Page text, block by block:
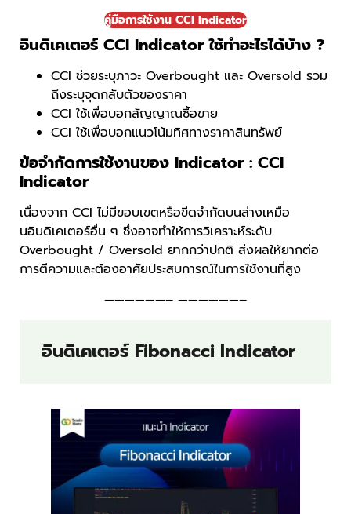
คู่มือการใช้งาน CCI Indicator
อินดิเคเตอร์ CCI Indicator ใช้ทำอะไรได้บ้าง ?
CCI ช่วยระบุภาวะ Overbought และ Oversold รวม
ถึงระบุจุดกลับตัวของราคา
CCI ใช้เพื่อบอกสัญญาณซื้อขาย
CCI ใช้เพื่อบอกแนวโน้มทิศทางราคาสินทรัพย์
ข้อจำกัดการใช้งานของ Indicator : CCI
Indicator
เนื่องจาก CCI ไม่มีขอบเขตหรือขีดจำกัดบนล่างเหมือ
นอินดิเคเตอร์อื่น ๆ ซึ่งอาจทำให้การวิเคราะห์ระดับ
Overbought / Oversold ยากกว่าปกติ ส่งผลให้ยากต่อ
การตีความและต้องอาศัยประสบการณ์ในการใช้งานที่สูง
——————– ——————–
อินดิเคเตอร์ Fibonacci Indicator